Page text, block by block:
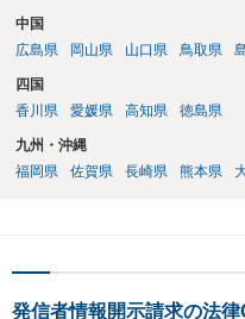
中国
広島県
岡山県 山口県 鳥取県
四国
香川県
愛媛県 高知県 徳島県
九州・沖縄
福岡県
佐賀県 長崎県 熊本県
発信者情報開示請求の法